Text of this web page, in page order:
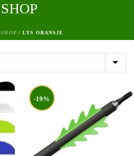
SHOP
SHOP/ LYS ORANSJE
-19%